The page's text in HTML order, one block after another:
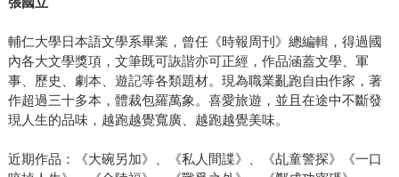
輔仁大學日本語文學系畢業，曾任《時報周刊》總編輯，得過國
內各大文學獎項，文筆既可詼諧亦可正經，作品涵蓋文學、軍
事、歷史、劇本、遊記等各類題材。現為職業亂跑自由作家，著
作超過三十多本，體裁包羅萬象。喜愛旅遊，並且在途中不斷發
現人生的品味，越跑越覺寬廣、越跑越覺美味。
近期作品：《大碗另加》、《私人間諜》、《乩童警探》《一口